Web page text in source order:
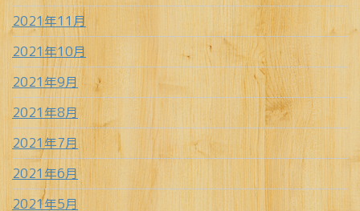
2021年11月
2021年10月
2021年9月
2021年8月
2021年7月
2021年6月
2021年5月